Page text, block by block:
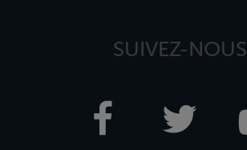
SUIVEZ-NOUS